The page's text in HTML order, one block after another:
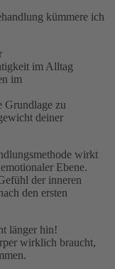
kümmere ich
im Alltag
im
Grundlage zu
deiner
wirkt
Ebene.
der inneren
den ersten
länger hin!
wirklich braucht,